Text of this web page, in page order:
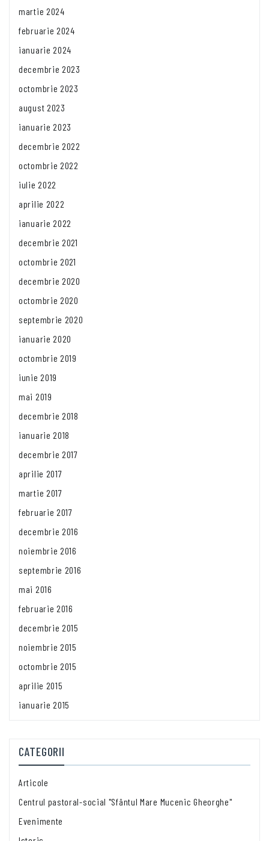
martie 2024
februarie 2024
ianuarie 2024
decembrie 2023
octombrie 2023
august 2023
ianuarie 2023
decembrie 2022
octombrie 2022
iulie 2022
aprilie 2022
ianuarie 2022
decembrie 2021
octombrie 2021
decembrie 2020
octombrie 2020
septembrie 2020
ianuarie 2020
octombrie 2019
iunie 2019
mai 2019
decembrie 2018
ianuarie 2018
decembrie 2017
aprilie 2017
martie 2017
februarie 2017
decembrie 2016
noiembrie 2016
septembrie 2016
mai 2016
februarie 2016
decembrie 2015
noiembrie 2015
octombrie 2015
aprilie 2015
ianuarie 2015
CATEGORII
Articole
Centrul pastoral-social "Sfântul Mare Mucenic Gheorghe"
Evenimente